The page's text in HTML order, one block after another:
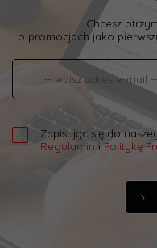
Chcesz
o promocjach jako
Zapisując się do
Regulamin i Politykę